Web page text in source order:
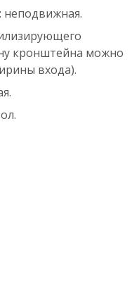
неподвижная.
кронштейна можно
входа).